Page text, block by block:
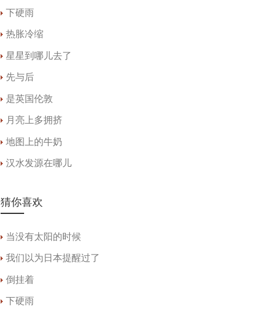
下硬雨
热胀冷缩
星星到哪儿去了
先与后
是英国伦敦
月亮上多拥挤
地图上的牛奶
汉水发源在哪儿
猜你喜欢
当没有太阳的时候
我们以为日本提醒过了
倒挂着
下硬雨